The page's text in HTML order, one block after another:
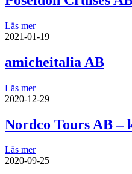
Läs mer
2021-01-19
amicheitalia AB
Läs mer
2020-12-29
Nordco Tours AB –
Läs mer
2020-09-25